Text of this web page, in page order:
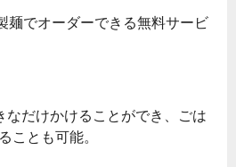
麺でオーダーできる無料サービ
なだけかけることができ、ごは
ことも可能。